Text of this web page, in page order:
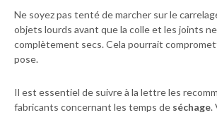
Ne soyez pas tenté de marcher sur le
objets lourds avant que la colle et les joints
complètement secs. Cela pourrait
pose.
Il est essentiel de suivre à la lettre les
fabricants concernant les temps de séchage.